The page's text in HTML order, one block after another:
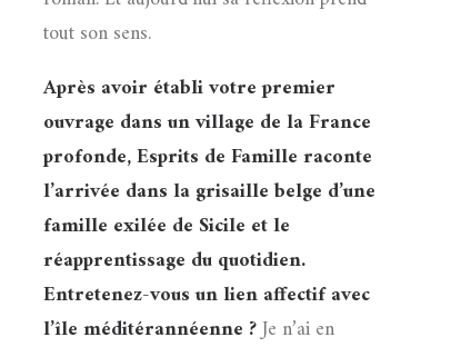
tout son sens.
Après avoir établi votre premier
ouvrage dans un village de la France
profonde, Esprits de Famille raconte
l’arrivée dans la grisaille belge d’une
famille exilée de Sicile et le
réapprentissage du quotidien.
Entretenez-vous un lien affectif avec
l’île méditérannéenne ?Je n’ai en